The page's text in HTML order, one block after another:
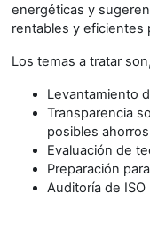
energéticas y
rentables y eficientes
Los temas a tratar
Levantamiento
Transparencia
posibles ahorros
Evaluación de
Preparación
Auditoría de ISO